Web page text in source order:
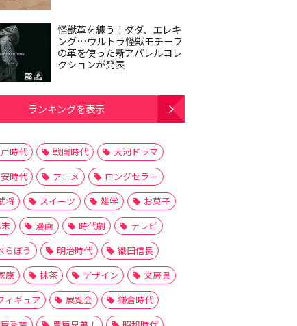
怪獣革を纏う！ダダ、エレキ
ング…ウルトラ怪獣モチーフ
の革を使った新アパレルコレ
クションが発表
ランキングを表示
時代 戦国時代
大河ドラマ
時代
アニメ
ロングセラー
将
スイーツ 雑学
お菓子
漫画 時代劇
テレビ
らぼう
明治時代
織田信長
康
抹茶 デザイン
文房具
ィギュア
展覧会
鎌倉時代